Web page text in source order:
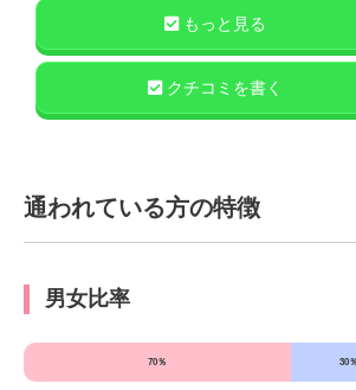
もっと見る
クチコミを書く
通われている方の特徴
男女比率
70％ 30％